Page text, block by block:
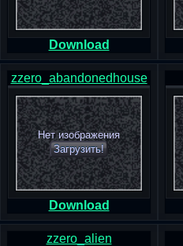
Download
zzero_abandonedhouse
Нет изображения
Загрузить!
Download
zzero_alien